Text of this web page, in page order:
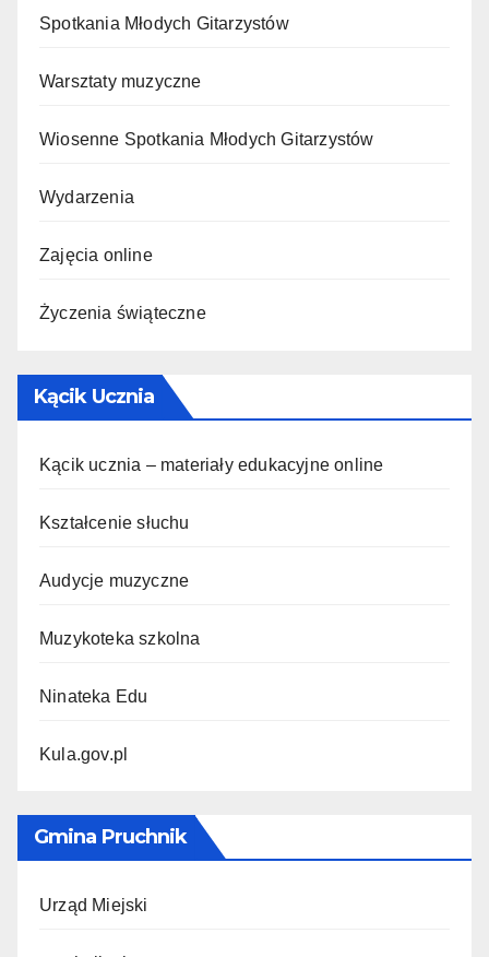
Spotkania Młodych Gitarzystów
Warsztaty muzyczne
Wiosenne Spotkania Młodych Gitarzystów
Wydarzenia
Zajęcia online
Życzenia świąteczne
Kącik Ucznia
Kącik ucznia – materiały edukacyjne online
Kształcenie słuchu
Audycje muzyczne
Muzykoteka szkolna
Ninateka Edu
Kula.gov.pl
Gmina Pruchnik
Urząd Miejski